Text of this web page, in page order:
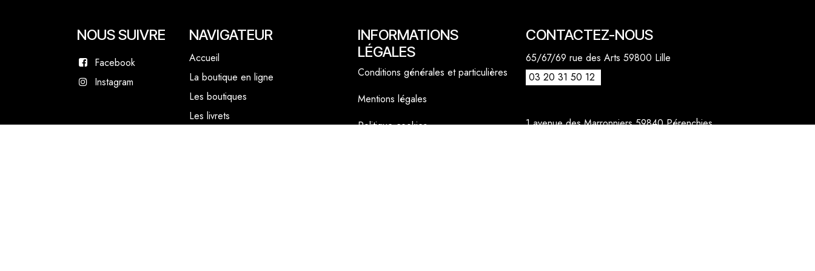
CONTACTEZ-NOUS
65/67/69 rue des Arts 59800 Lille
03 20 31 50 12
1 avenue des Marronniers 59840 Pérenchies
NOUS SUIVRE
Facebook
Instagram
INFORMATIONS
LÉGALES
Conditions générales et particulières
Mentions légales
Politique cookies
NAVIGATEUR
Accueil
La boutique en ligne
Les boutiques
Les livrets